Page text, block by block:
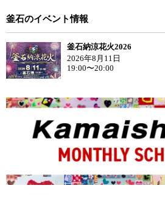
釜石のイベント情報
釜石納涼花火2026
2026年8月11日
19:00〜20:00